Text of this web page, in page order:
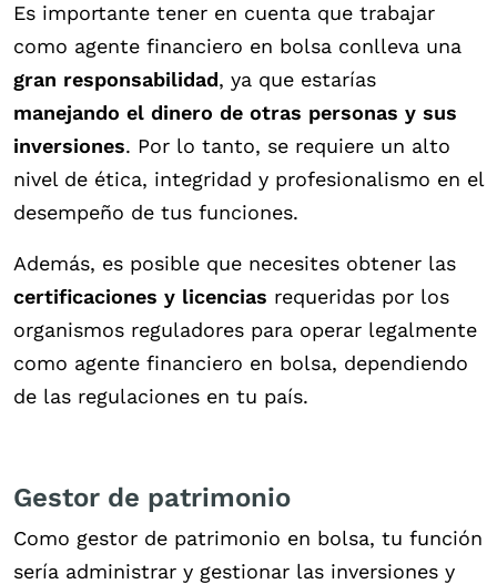
Es importante tener en cuenta que trabajar
como agente financiero en bolsa conlleva una
gran responsabilidad, ya que estarías
manejando el dinero de otras personas y sus
inversiones. Por lo tanto, se requiere un alto
nivel de ética, integridad y profesionalismo en el
desempeño de tus funciones.
Además, es posible que necesites obtener las
certificaciones y licencias requeridas por los
organismos reguladores para operar legalmente
como agente financiero en bolsa, dependiendo
de las regulaciones en tu país.
Gestor de patrimonio
Como gestor de patrimonio en bolsa, tu función
sería administrar y gestionar las inversiones y